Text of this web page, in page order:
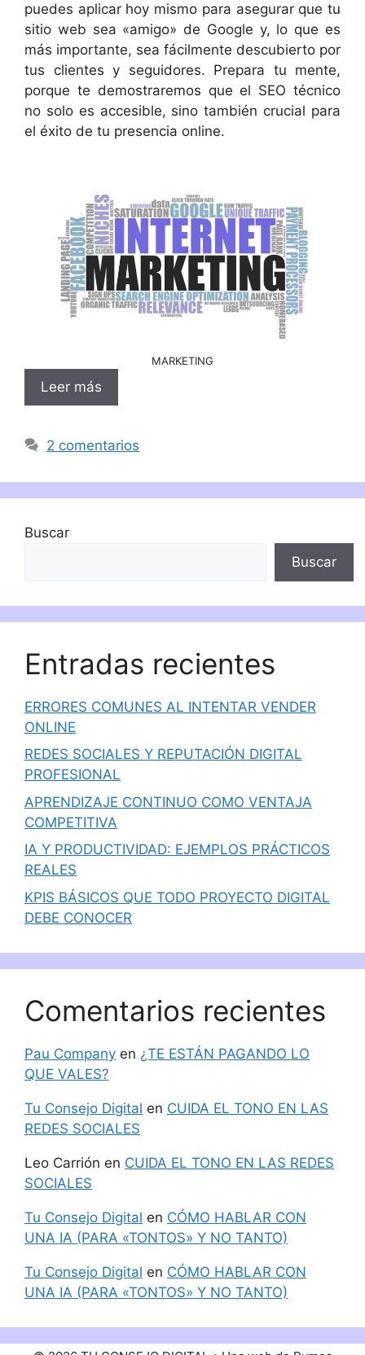
puedes aplicar hoy mismo para asegurar que tu
sitio web sea «amigo» de Google y, lo que es
más importante, sea fácilmente descubierto por
tus clientes y seguidores. Prepara tu mente,
porque te demostraremos que el SEO técnico
no solo es accesible, sino también crucial para
el éxito de tu presencia online.
MARKETING
Leer más
2 comentarios
Buscar
Buscar
Entradas recientes
ERRORES COMUNES AL INTENTAR VENDER
ONLINE
REDES SOCIALES Y REPUTACIÓN DIGITAL
PROFESIONAL
APRENDIZAJE CONTINUO COMO VENTAJA
COMPETITIVA
IA Y PRODUCTIVIDAD: EJEMPLOS PRÁCTICOS
REALES
KPIS BÁSICOS QUE TODO PROYECTO DIGITAL
DEBE CONOCER
Comentarios recientes
Pau Company en ¿TE ESTÁN PAGANDO LO
QUE VALES?
Tu Consejo Digital en CUIDA EL TONO EN LAS
REDES SOCIALES
Leo Carrión en CUIDA EL TONO EN LAS REDES
SOCIALES
Tu Consejo Digital en CÓMO HABLAR CON
UNA IA (PARA «TONTOS» Y NO TANTO)
Tu Consejo Digital en CÓMO HABLAR CON
UNA IA (PARA «TONTOS» Y NO TANTO)